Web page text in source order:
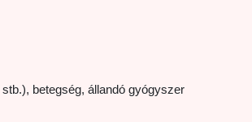
betegség, állandó gyógyszer